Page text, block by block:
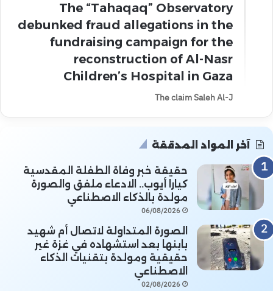
The “Tahaqaq” Observatory
debunked fraud allegations in the
fundraising campaign for the
reconstruction of Al-Nasr
Children’s Hospital in Gaza
The claim Saleh Al-J
آخر المواد المدققة
حقيقة خبر وفاة الطفلة المقدسية
كيارا أيوب.. الادعاء ملفق والصورة
مولدة بالذكاء الاصطناعي
06/08/2026
الصورة المتداولة لاتصال أم شهيد
بابنها بعد استشهاده في غزة غير
حقيقية ومولدة بتقنيات الذكاء
الاصطناعي
02/08/2026